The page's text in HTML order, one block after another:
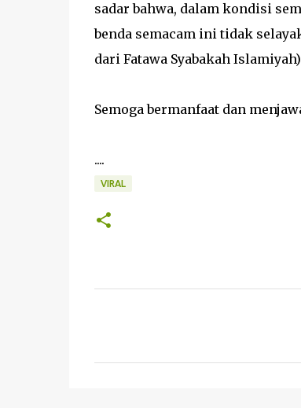
sadar bahwa, dalam kondisi
benda semacam ini tidak
dari Fatawa Syabakah Islamiyah)
Semoga bermanfaat dan
....
VIRAL